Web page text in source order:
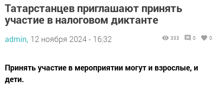
Татарстанцев приглашают принять
участие в налоговом диктанте
admin, 12 ноября 2024 - 16:32 333 0 0
Принять участие в мероприятии могут и взрослые, и
дети.